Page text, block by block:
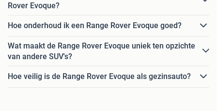
Rover Evoque?
Hoe onderhoud ik een Range Rover Evoque goed?
Wat maakt de Range Rover Evoque uniek ten opzichte
van andere SUV's?
Hoe veilig is de Range Rover Evoque als gezinsauto?